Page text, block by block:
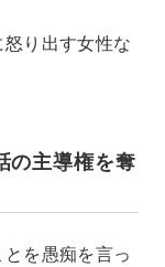
り出す女性な
の主導権を奪
を愚痴を言っ